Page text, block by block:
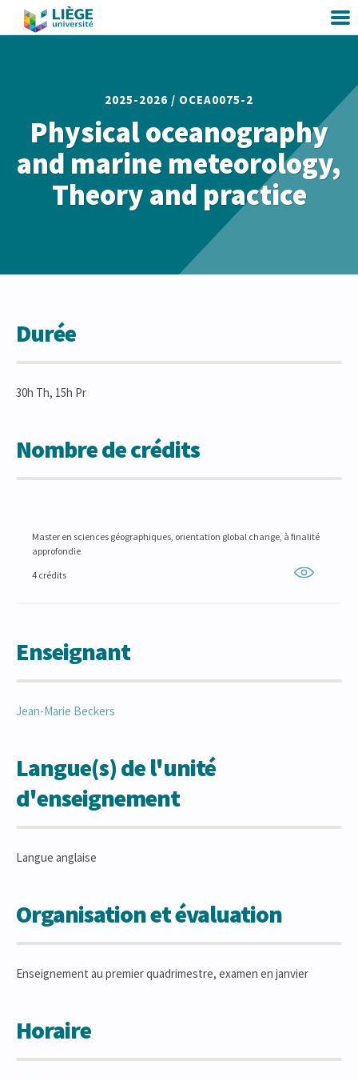
2025-2026 / OCEA0075-2
Physical oceanography
and marine meteorology,
Theory and practice
Durée
30h Th, 15h Pr
Nombre de crédits
Master en sciences géographiques, orientation global change, à finalité
approfondie
4 crédits
Enseignant
Jean-Marie Beckers
Langue(s) de l'unité
d'enseignement
Langue anglaise
Organisation et évaluation
Enseignement au premier quadrimestre, examen en janvier
Horaire